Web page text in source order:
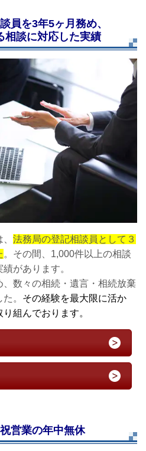
員を3年5ヶ月務め、
相談に対応した実績
法務局の登記相談員として３
。その間、1,000件以上の相談
があります。
数々の相続・遺言・相続放棄
。 その経験を最大限に活か
組んでおります。
営業の年中無休